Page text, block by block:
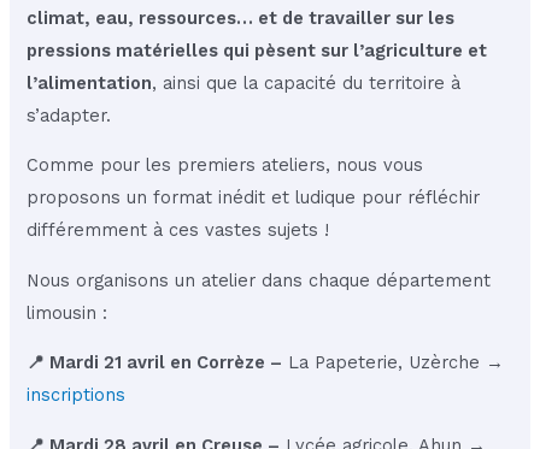
climat, eau, ressources… et de travailler sur les
pressions matérielles qui pèsent sur l’agriculture et
l’alimentation, ainsi que la capacité du territoire à
s’adapter.
Comme pour les premiers ateliers, nous vous
proposons un format inédit et ludique pour réfléchir
différemment à ces vastes sujets !
Nous organisons un atelier dans chaque département
limousin :
📍 Mardi 21 avril en Corrèze – La Papeterie, Uzèrche →
inscriptions